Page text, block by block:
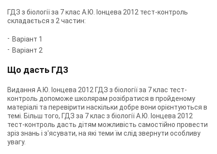
ГДЗ з біології за 7 клас А.Ю. Іонцева 2012 тест-контроль
складається з 2 частин:
Варіант 1
Варіант 2
Що дасть ГДЗ
Видання А.Ю. Іонцева 2012 ГДЗ з біології за 7 клас тест-
контроль допоможе школярам розібратися в пройденому
матеріалі та перевірити наскільки добре вони орієнтуються в
темі. Більш того, ГДЗ за 7 клас з біології А.Ю. Іонцева 2012
тест-контроль дасть дітям можливість самостійно провести
зріз знань і з'ясувати, на які теми їм слід звернути особливу
увагу.